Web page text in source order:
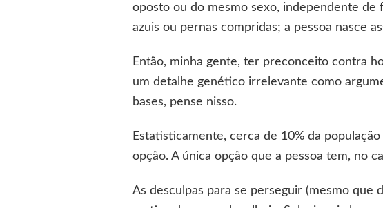
oposto ou do mesmo sexo, independente
azuis ou pernas compridas; a pessoa nasce
Então, minha gente, ter preconceito contra
um detalhe genético irrelevante como
bases, pense nisso.
Estatisticamente, cerca de 10% da
opção. A única opção que a pessoa tem, no
As desculpas para se perseguir (mesmo que